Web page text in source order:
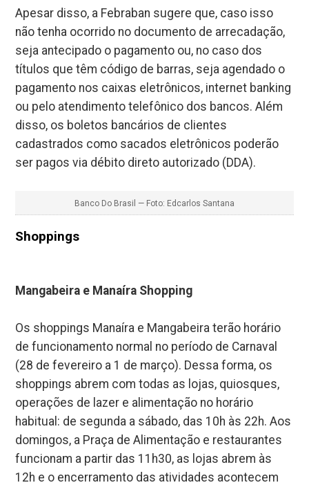
Apesar disso, a Febraban sugere que, caso isso
não tenha ocorrido no documento de arrecadação,
seja antecipado o pagamento ou, no caso dos
títulos que têm código de barras, seja agendado o
pagamento nos caixas eletrônicos, internet banking
ou pelo atendimento telefônico dos bancos. Além
disso, os boletos bancários de clientes
cadastrados como sacados eletrônicos poderão
ser pagos via débito direto autorizado (DDA).
Banco Do Brasil — Foto: Edcarlos Santana
Shoppings
Mangabeira e Manaíra Shopping
Os shoppings Manaíra e Mangabeira terão horário
de funcionamento normal no período de Carnaval
(28 de fevereiro a 1 de março). Dessa forma, os
shoppings abrem com todas as lojas, quiosques,
operações de lazer e alimentação no horário
habitual: de segunda a sábado, das 10h às 22h. Aos
domingos, a Praça de Alimentação e restaurantes
funcionam a partir das 11h30, as lojas abrem às
12h e o encerramento das atividades acontecem